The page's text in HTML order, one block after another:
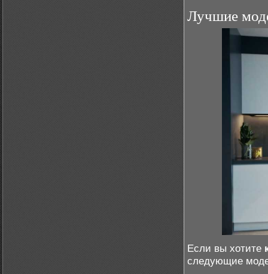
Лучшие
Если вы хотите
следующие